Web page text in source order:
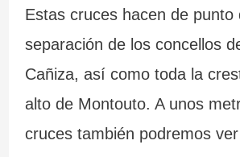
Estas cruces hacen de punto
separación de los concellos
Cañiza, así como toda la
alto de Montouto. A unos
cruces también podremos